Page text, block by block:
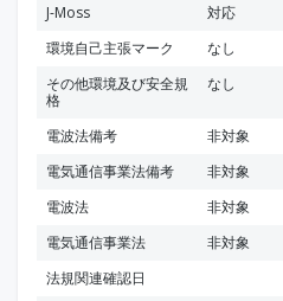
J-Moss
対応
環境自己主張マーク
なし
その他環境及び安全規
格
なし
電波法備考
非対象
電気通信事業法備考
非対象
電波法
非対象
電気通信事業法
非対象
法規関連確認日